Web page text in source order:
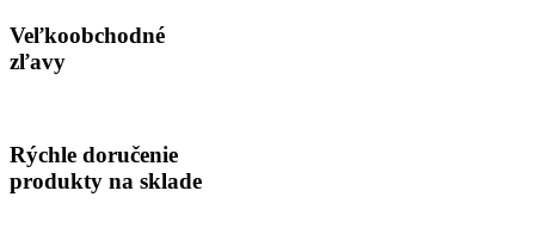
produktu.
Veľkoobchodné
zľavy
Rýchle doručenie
produkty na sklade